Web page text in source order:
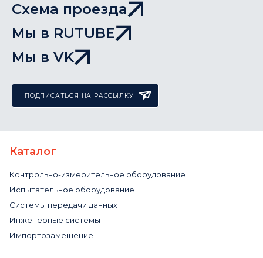
Схема проезда
Мы в RUTUBE
Мы в VK
ПОДПИСАТЬСЯ НА РАССЫЛКУ
Каталог
Контрольно-измерительное оборудование
Испытательное оборудование
Системы передачи данных
Инженерные системы
Импортозамещение